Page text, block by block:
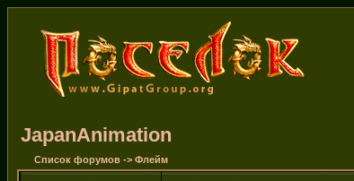
JapanAnimation
Список форумов -> Флейм